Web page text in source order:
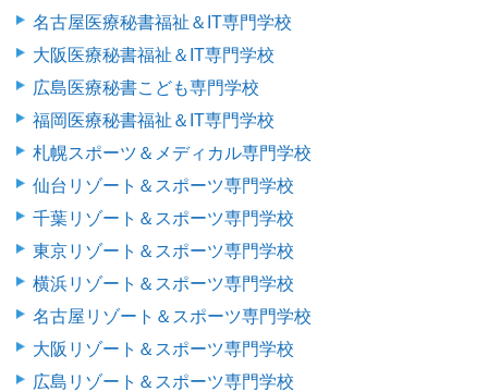
名古屋医療秘書福祉＆IT専門学校
大阪医療秘書福祉＆IT専門学校
広島医療秘書こども専門学校
福岡医療秘書福祉＆IT専門学校
札幌スポーツ＆メディカル専門学校
仙台リゾート＆スポーツ専門学校
千葉リゾート＆スポーツ専門学校
東京リゾート＆スポーツ専門学校
横浜リゾート＆スポーツ専門学校
名古屋リゾート＆スポーツ専門学校
大阪リゾート＆スポーツ専門学校
広島リゾート＆スポーツ専門学校